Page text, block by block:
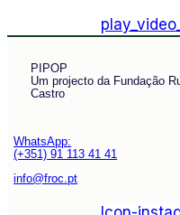
PIPOP
Um projecto da Fundação
Castro
WhatsApp:
(+351) 91 113 41 41
info@froc.pt